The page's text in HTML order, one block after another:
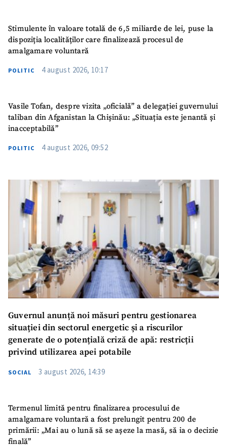
Stimulente în valoare totală de 6,5 miliarde de lei, puse la
dispoziția localităților care finalizează procesul de
amalgamare voluntară
POLITIC 4 august 2026, 10:17
Vasile Tofan, despre vizita „oficială” a delegației guvernului
taliban din Afganistan la Chișinău: „Situația este jenantă și
inacceptabilă”
POLITIC 4 august 2026, 09:52
Guvernul anunță noi măsuri pentru gestionarea
situației din sectorul energetic și a riscurilor
generate de o potențială criză de apă: restricții
privind utilizarea apei potabile
SOCIAL 3 august 2026, 14:39
Termenul limită pentru finalizarea procesului de
amalgamare voluntară a fost prelungit pentru 200 de
primării: „Mai au o lună să se așeze la masă, să ia o decizie
finală”